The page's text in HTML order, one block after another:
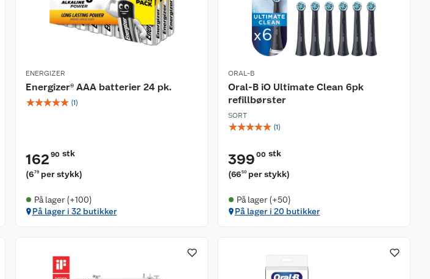
ENERGIZER
Energizer® AAA batterier 24 pk.
☆☆☆☆☆ (1)
162 90 stk
(679 per stykk)
På lager (+100)
På lager i 32 butikker
ORAL-B
Oral-B iO Ultimate Clean 6pk
refillbørster
SORT
☆☆☆☆☆ (1)
399 00 stk
(6650 per stykk)
På lager (+50)
På lager i 20 butikker